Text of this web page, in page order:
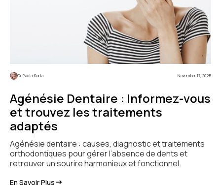
Dr Paola Soria November 17, 2025
Agénésie Dentaire : Informez-vous
et trouvez les traitements
adaptés
Agénésie dentaire : causes, diagnostic et traitements
orthodontiques pour gérer l’absence de dents et
retrouver un sourire harmonieux et fonctionnel.
En Savoir Plus